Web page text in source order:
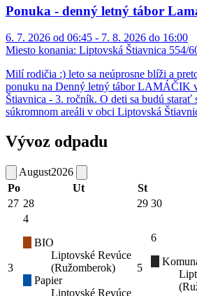
Ponuka - denný letný tábor
6. 7. 2026 od 06:45 - 7. 8. 2026 do 16:00
Miesto konania: Liptovská Štiavnica 554/
Milí rodičia :) leto sa neúprosne blíži a
ponuku na Denný letný tábor LAMÁČIK
Štiavnica - 3. ročník. O deti sa budú starať
súkromnom areáli v obci Liptovská
Vývoz odpadu
August2026
Po
Ut St
27 28 29 30
3
4
BIO
Liptovské Revúce
(Ružomberok)
Papier
Liptovské Revúce
5
6